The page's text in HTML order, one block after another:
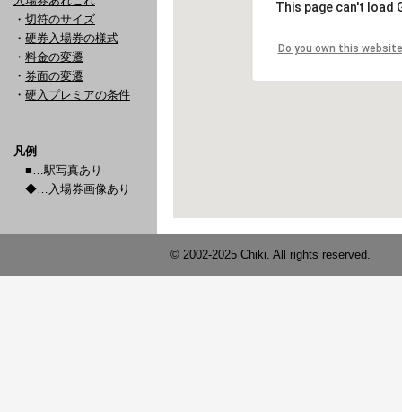
・ 切符のサイズ
・ 硬券入場券の様式
・ 料金の変遷
・ 券面の変遷
・ 硬入プレミアの条件
凡例
■…駅写真あり
◆…入場券画像あり
© 2002-2025 Chiki. All rights reserved.